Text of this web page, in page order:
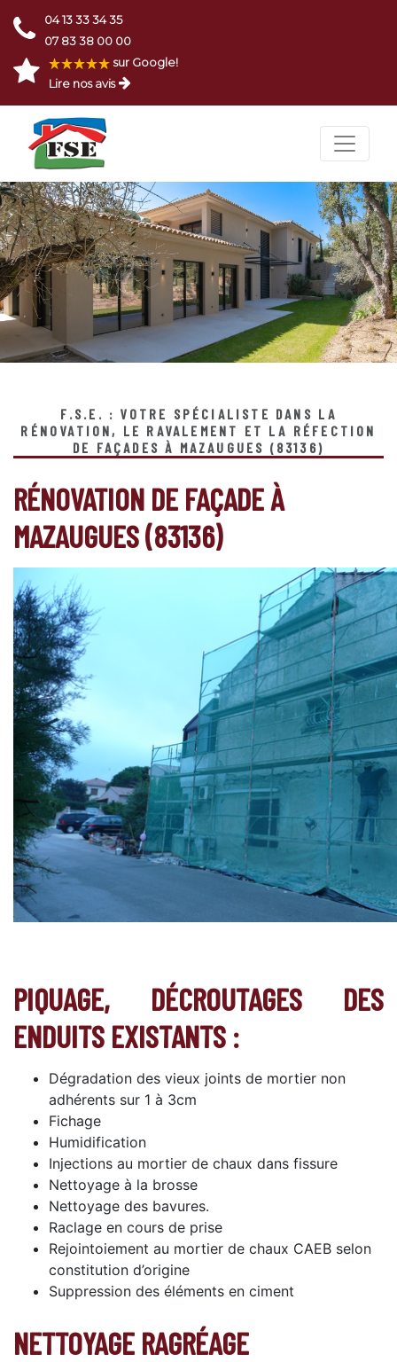
04 13 33 34 35
07 83 38 00 00
sur Google!
Lire nos avis
F.S.E. : VOTRE SPÉCIALISTE DANS LA
RÉNOVATION, LE RAVALEMENT ET LA RÉFECTION
DE FAÇADES À MAZAUGUES (83136)
RÉNOVATION DE FAÇADE À
MAZAUGUES (83136)
PIQUAGE, DÉCROUTAGES DES
ENDUITS EXISTANTS :
Dégradation des vieux joints de mortier non
adhérents sur 1 à 3cm
Fichage
Humidification
Injections au mortier de chaux dans fissure
Nettoyage à la brosse
Nettoyage des bavures.
Raclage en cours de prise
Rejointoiement au mortier de chaux CAEB selon
constitution d’origine
Suppression des éléments en ciment
NETTOYAGE RAGRÉAGE